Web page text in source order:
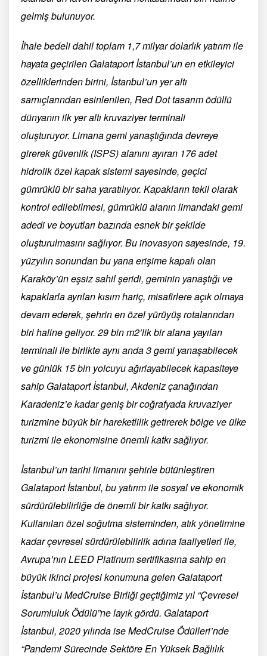
gelmiş bulunuyor.
İhale bedeli dahil toplam 1,7 milyar dolarlık yatırım ile
hayata geçirilen Galataport İstanbul’un en etkileyici
özelliklerinden birini, İstanbul’un yer altı
sarnıçlarından esinlenilen, Red Dot tasarım ödüllü
dünyanın ilk yer altı kruvaziyer terminali
oluşturuyor. Limana gemi yanaştığında devreye
girerek güvenlik (ISPS) alanını ayıran 176 adet
hidrolik özel kapak sistemi sayesinde, geçici
gümrüklü bir saha yaratılıyor. Kapakların tekil olarak
kontrol edilebilmesi, gümrüklü alanın limandaki gemi
adedi ve boyutları bazında esnek bir şekilde
oluşturulmasını sağlıyor. Bu inovasyon sayesinde, 19.
yüzyılın sonundan bu yana erişime kapalı olan
Karaköy’ün eşsiz sahil şeridi, geminin yanaştığı ve
kapaklarla ayrılan kısım hariç, misafirlere açık olmaya
devam ederek, şehrin en özel yürüyüş rotalarından
biri haline geliyor. 29 bin m2’lik bir alana yayılan
terminali ile birlikte aynı anda 3 gemi yanaşabilecek
ve günlük 15 bin yolcuyu ağırlayabilecek kapasiteye
sahip Galataport İstanbul, Akdeniz çanağından
Karadeniz’e kadar geniş bir coğrafyada kruvaziyer
turizmine büyük bir hareketlilik getirerek bölge ve ülke
turizmi ile ekonomisine önemli katkı sağlıyor.
İstanbul’un tarihi limanını şehirle bütünleştiren
Galataport İstanbul, bu yatırım ile sosyal ve ekonomik
sürdürülebilirliğe de önemli bir katkı sağlıyor.
Kullanılan özel soğutma sisteminden, atık yönetimine
kadar çevresel sürdürülebilirlik adına faaliyetleri ile,
Avrupa’nın LEED Platinum sertifikasına sahip en
büyük ikinci projesi konumuna gelen Galataport
İstanbul’u MedCruise Birliği geçtiğimiz yıl “Çevresel
Sorumluluk Ödülü”ne layık gördü. Galataport
İstanbul, 2020 yılında ise MedCruise Ödülleri’nde
“Pandemi Sürecinde Sektöre En Yüksek Bağlılık